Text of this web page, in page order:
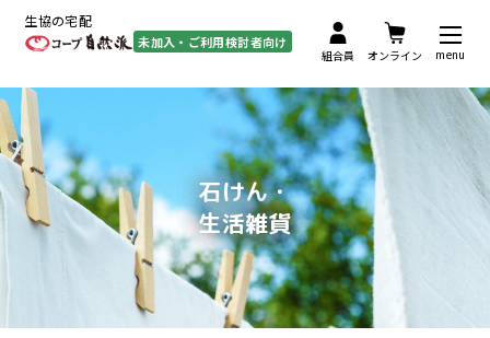
組合員 オンライン menu
生協の宅配
未加入・ご利用検討者向け
石けん・
生活雑貨